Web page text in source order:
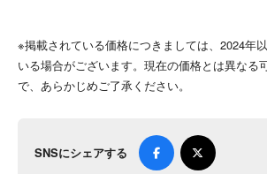
※掲載されている価格につきましては、2024年
いる場合がございます。現在の価格とは異なる
で、あらかじめご了承ください。
SNSにシェアする